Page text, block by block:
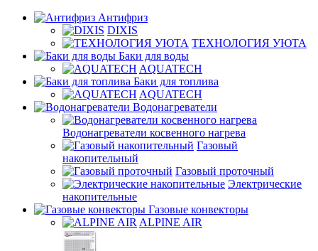
Антифриз
DIXIS
ТЕХНОЛОГИЯ УЮТА
Баки для воды
AQUATECH
Баки для топлива
AQUATECH
Водонагреватели
Водонагреватели косвенного нагрева
Газовый
накопительный
Газовый проточный
Электрические
накопительные
Газовые конвекторы
ALPINE AIR